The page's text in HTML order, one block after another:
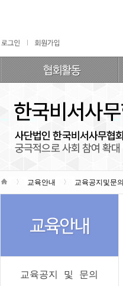
교육안내 교육공지및문의
교육공지 및 문의